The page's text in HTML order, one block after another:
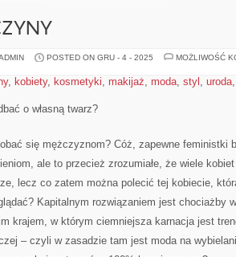
POSTED ON GRU - 4 - 2025
MOŻLIWOŚĆ
, kobiety, kosmetyki, makijaż, moda, styl , uroda
o własną twarz?
się mężczyznom? Cóż, zapewne feministki
ale to przecież zrozumiałe, że wiele
lecz co zatem można polecić tej kobiecie,
Kapitalnym rozwiązaniem jest chociażby
krajem, w którym ciemniejsza karnacja jest
– czyli w zasadzie tam jest moda na